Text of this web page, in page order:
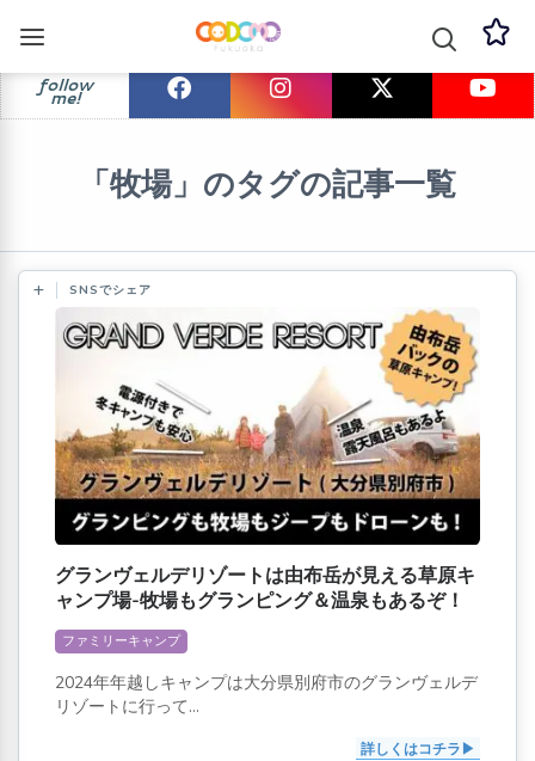
follow
me!
「牧場」のタグの記事一覧
SNSでシェア
グランヴェルデリゾートは由布岳が見える草原キ
ャンプ場-牧場もグランピング＆温泉もあるぞ！
ファミリーキャンプ
2024年年越しキャンプは大分県別府市のグランヴェルデ
リゾートに行って...
詳しくはコチラ